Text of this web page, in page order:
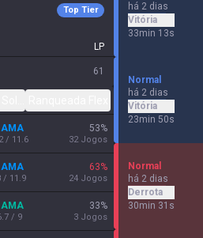
Top Tier
LP
61
/ 11.6
53%
32 Jogos
/ 11.9
63%
24 Jogos
/ 9
33%
3 Jogos
há 2 dias
Vitória
33min 13s
Normal
há 2 dias
Vitória
23min 50s
Normal
há 2 dias
Derrota
30min 31s